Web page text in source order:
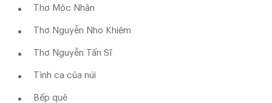
Thơ Mộc Nhân
Thơ Nguyễn Nho Khiêm
Thơ Nguyễn Tấn Sĩ
Tình ca của núi
Bếp quê